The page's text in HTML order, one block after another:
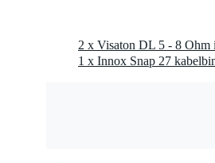
2 x Visaton DL 5 - 8 Ohm